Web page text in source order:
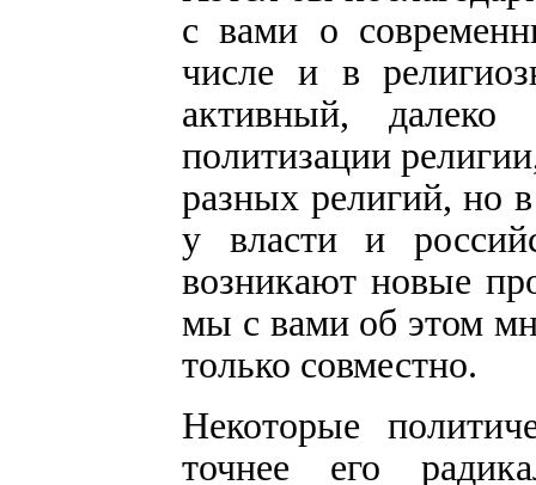
с вами о
числе и в
активный, далеко
политизации
разных религий, но
у власти и
возникают новые
мы с вами об этом
только совместно.
Некоторые
точнее его